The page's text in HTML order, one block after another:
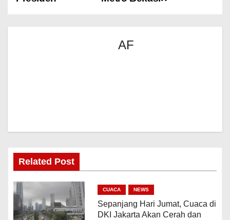
AF
Related Post
CUACA NEWS
Sepanjang Hari Jumat, Cuaca di
DKI Jakarta Akan Cerah dan